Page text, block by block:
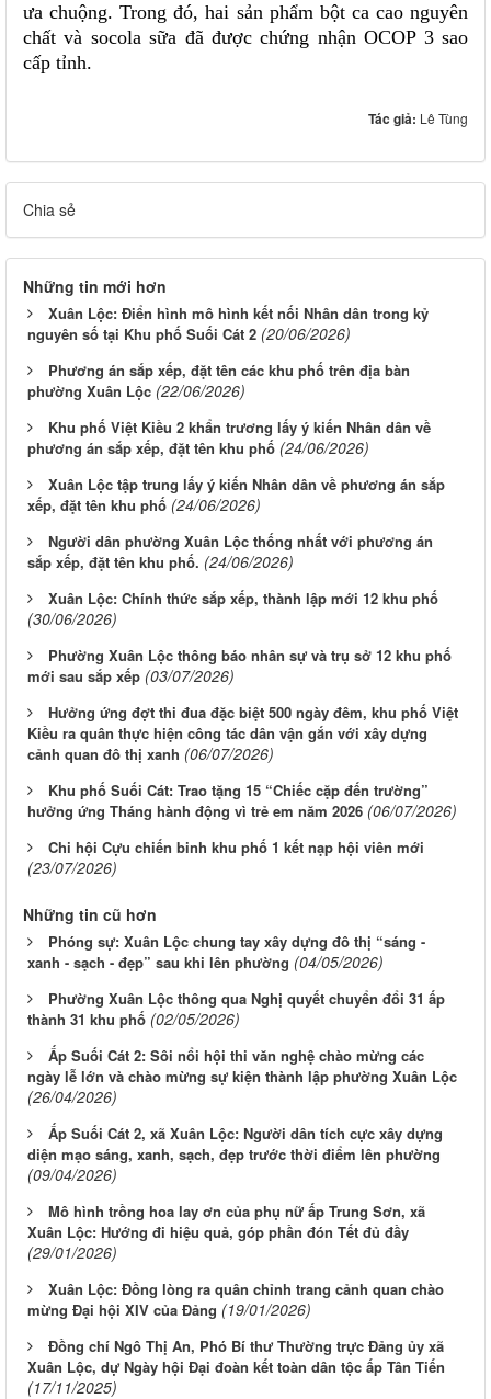
ưa chuộng. Trong đó, hai sản phẩm bột ca cao nguyên
chất và socola sữa đã được chứng nhận OCOP 3 sao
cấp tỉnh.
Tác giả: Lê Tùng
Chia sẻ
Những tin mới hơn
Xuân Lộc: Điển hình mô hình kết nối Nhân dân trong kỷ
nguyên số tại Khu phố Suối Cát 2 (20/06/2026)
Phương án sắp xếp, đặt tên các khu phố trên địa bàn
phường Xuân Lộc (22/06/2026)
Khu phố Việt Kiều 2 khẩn trương lấy ý kiến Nhân dân về
phương án sắp xếp, đặt tên khu phố (24/06/2026)
Xuân Lộc tập trung lấy ý kiến Nhân dân về phương án sắp
xếp, đặt tên khu phố (24/06/2026)
Người dân phường Xuân Lộc thống nhất với phương án
sắp xếp, đặt tên khu phố. (24/06/2026)
Xuân Lộc: Chính thức sắp xếp, thành lập mới 12 khu phố
(30/06/2026)
Phường Xuân Lộc thông báo nhân sự và trụ sở 12 khu phố
mới sau sắp xếp (03/07/2026)
Hưởng ứng đợt thi đua đặc biệt 500 ngày đêm, khu phố Việt
Kiều ra quân thực hiện công tác dân vận gắn với xây dựng
cảnh quan đô thị xanh (06/07/2026)
Khu phố Suối Cát: Trao tặng 15 “Chiếc cặp đến trường”
hưởng ứng Tháng hành động vì trẻ em năm 2026 (06/07/2026)
Chi hội Cựu chiến binh khu phố 1 kết nạp hội viên mới
(23/07/2026)
Những tin cũ hơn
Phóng sự: Xuân Lộc chung tay xây dựng đô thị “sáng -
xanh - sạch - đẹp” sau khi lên phường (04/05/2026)
Phường Xuân Lộc thông qua Nghị quyết chuyển đổi 31 ấp
thành 31 khu phố (02/05/2026)
Ấp Suối Cát 2: Sôi nổi hội thi văn nghệ chào mừng các
ngày lễ lớn và chào mừng sự kiện thành lập phường Xuân Lộc
(26/04/2026)
Ấp Suối Cát 2, xã Xuân Lộc: Người dân tích cực xây dựng
diện mạo sáng, xanh, sạch, đẹp trước thời điểm lên phường
(09/04/2026)
Mô hình trồng hoa lay ơn của phụ nữ ấp Trung Sơn, xã
Xuân Lộc: Hướng đi hiệu quả, góp phần đón Tết đủ đầy
(29/01/2026)
Xuân Lộc: Đồng lòng ra quân chỉnh trang cảnh quan chào
mừng Đại hội XIV của Đảng (19/01/2026)
Đồng chí Ngô Thị An, Phó Bí thư Thường trực Đảng ủy xã
Xuân Lộc, dự Ngày hội Đại đoàn kết toàn dân tộc ấp Tân Tiến
(17/11/2025)